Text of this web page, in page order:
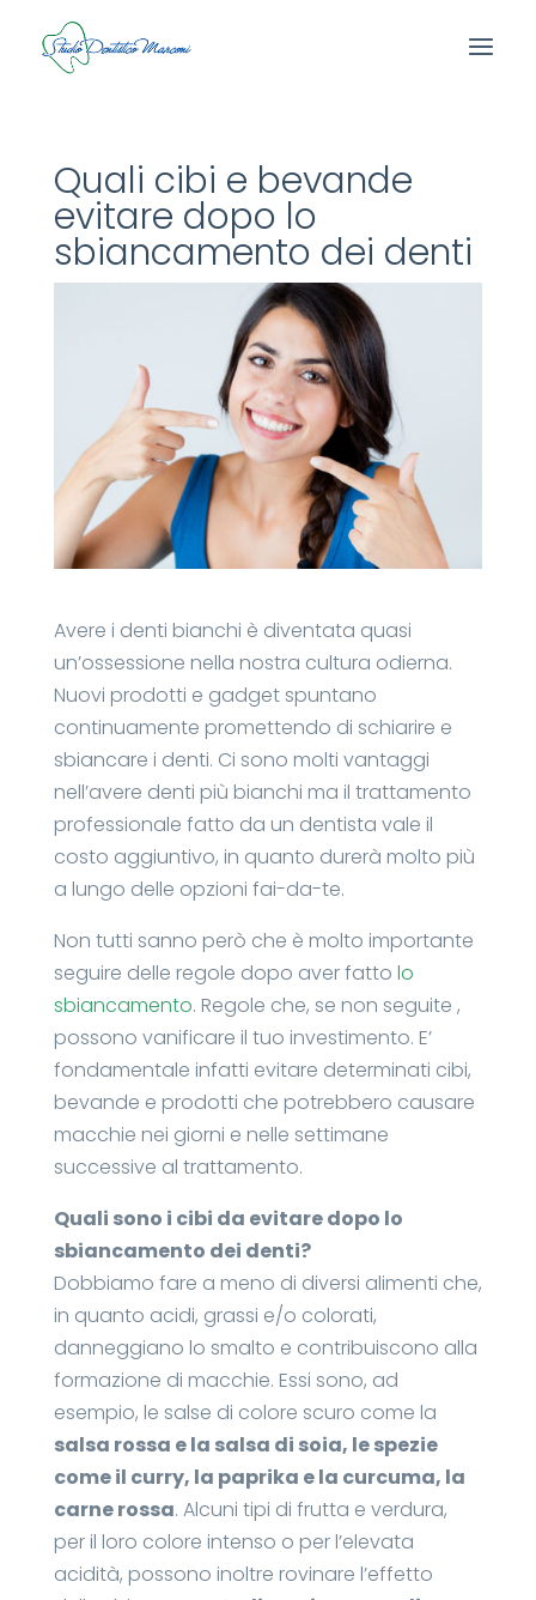
Quali cibi e bevande
evitare dopo lo
sbiancamento dei denti
Avere i denti bianchi è diventata quasi
un’ossessione nella nostra cultura odierna.
Nuovi prodotti e gadget spuntano
continuamente promettendo di schiarire e
sbiancare i denti. Ci sono molti vantaggi
nell’avere denti più bianchi ma il trattamento
professionale fatto da un dentista vale il
costo aggiuntivo, in quanto durerà molto più
a lungo delle opzioni fai-da-te.
Non tutti sanno però che è molto importante
seguire delle regole dopo aver fatto lo
sbiancamento. Regole che, se non seguite ,
possono vanificare il tuo investimento. E’
fondamentale infatti evitare determinati cibi,
bevande e prodotti che potrebbero causare
macchie nei giorni e nelle settimane
successive al trattamento.
Quali sono i cibi da evitare dopo lo
sbiancamento dei denti?
Dobbiamo fare a meno di diversi alimenti che,
in quanto acidi, grassi e/o colorati,
danneggiano lo smalto e contribuiscono alla
formazione di macchie. Essi sono, ad
esempio, le salse di colore scuro come la
salsa rossa e la salsa di soia, le spezie
come il curry, la paprika e la curcuma, la
carne rossa. Alcuni tipi di frutta e verdura,
per il loro colore intenso o per l’elevata
acidità, possono inoltre rovinare l’effetto